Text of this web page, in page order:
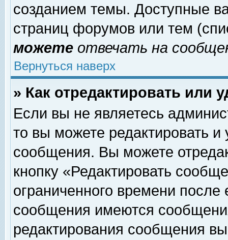
созданием темы. Доступные
страниц форумов или тем
можете отвечать на
Вернуться наверх
» Как отредактировать или
Если вы не являетесь
то вы можете редактировать и
сообщения. Вы можете
кнопку «Редактировать
ограниченного времени
сообщения имеются
редактирования сообщения